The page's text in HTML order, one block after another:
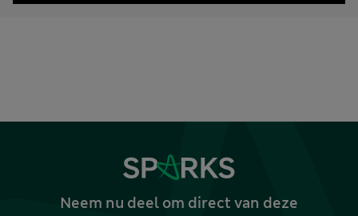
Neem nu deel om direct van deze